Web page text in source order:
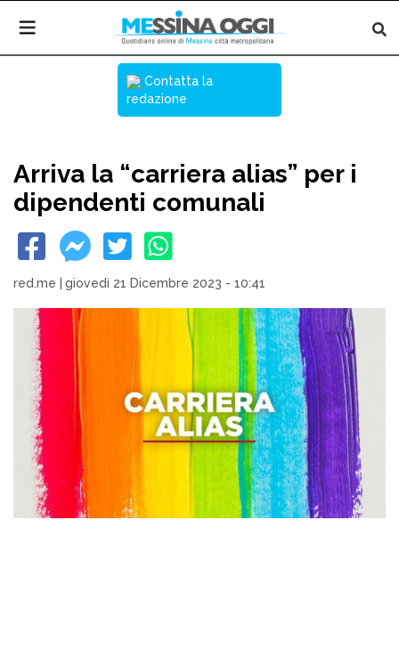
Contatta la
redazione
Arriva la “carriera alias” per i
dipendenti comunali
red.me giovedì 21 Dicembre 2023 - 10:41